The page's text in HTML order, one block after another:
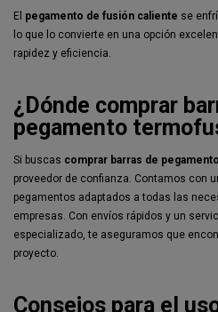
El pegamento de fusión caliente se
lo que lo convierte en una opción
rapidez y eficiencia.
¿Dónde comprar
pegamento
Si buscas comprar barras de
proveedor de confianza. Contamos con
pegamentos adaptados a todas las
empresas. Con envíos rápidos y un
especializado, te aseguramos que
proyecto.
Consejos para el